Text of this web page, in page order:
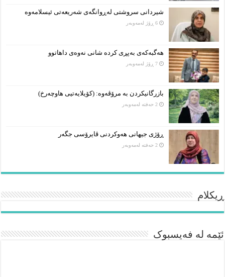
شیردانی سروشتی لەڕوانگەی شەریعەتی ئیسلامەوە
6 ڕۆژ لەمەوبەر
هەگبەکەی بەپڕی کردە شانی نەوەی داهاتوو
7 ڕۆژ لەمەوبەر
بازرگانیکردن بە مرۆڤەوە: (کۆیلایەتیی هاوچەرخ)
2 حەفتە لەمەوبەر
ڕۆژی جیهانی هەوکردنی ڤایرۆسی جگەر
2 حەفتە لەمەوبەر
ڕیکلام
ئێمە لە فەیسبوک